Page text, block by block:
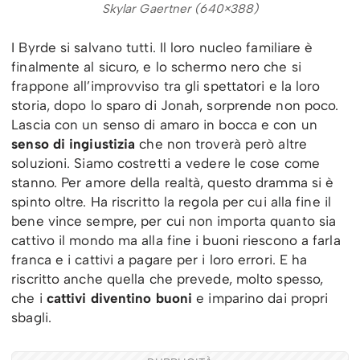
Skylar Gaertner (640×388)
I Byrde si salvano tutti. Il loro nucleo familiare è
finalmente al sicuro, e lo schermo nero che si
frappone all’improvviso tra gli spettatori e la loro
storia, dopo lo sparo di Jonah, sorprende non poco.
Lascia con un senso di amaro in bocca e con un
senso di ingiustizia che non troverà però altre
soluzioni. Siamo costretti a vedere le cose come
stanno. Per amore della realtà, questo dramma si è
spinto oltre. Ha riscritto la regola per cui alla fine il
bene vince sempre, per cui non importa quanto sia
cattivo il mondo ma alla fine i buoni riescono a farla
franca e i cattivi a pagare per i loro errori. E ha
riscritto anche quella che prevede, molto spesso,
che i cattivi diventino buoni e imparino dai propri
sbagli.